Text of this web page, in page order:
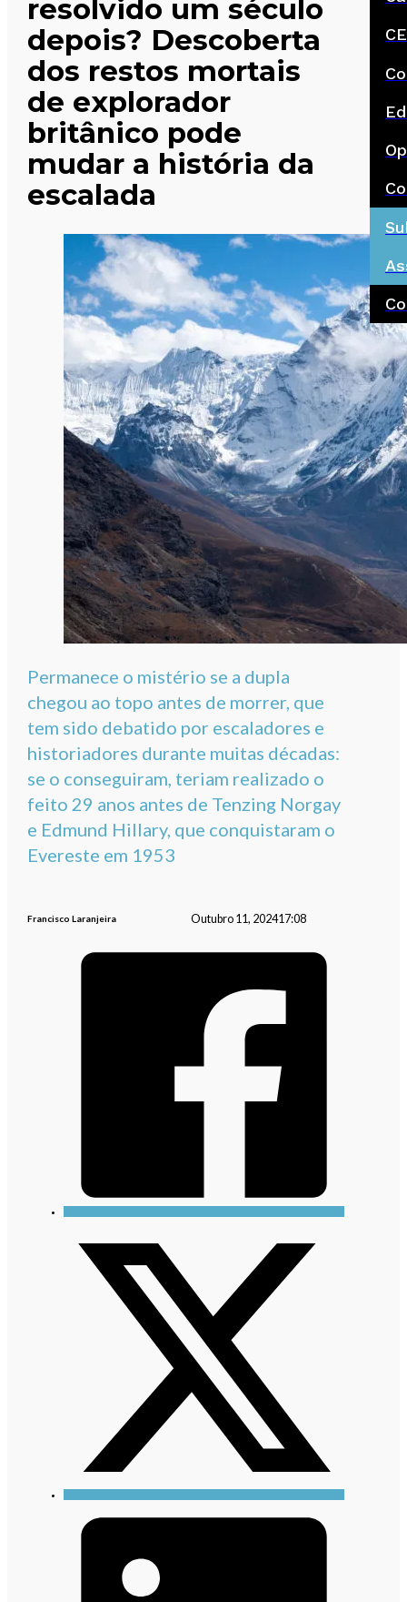
resolvido um século
depois? Descoberta
dos restos mortais
de explorador
britânico pode
mudar a história da
escalada
Permanece o mistério se a dupla
chegou ao topo antes de morrer, que
tem sido debatido por escaladores e
historiadores durante muitas décadas:
se o conseguiram, teriam realizado o
feito 29 anos antes de Tenzing Norgay
e Edmund Hillary, que conquistaram o
Evereste em 1953
Francisco Laranjeira Outubro 11, 202417:08